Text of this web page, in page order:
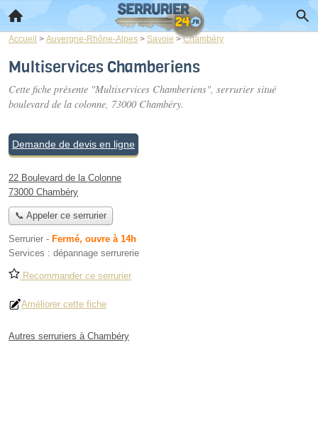
Accueil > Auvergne-Rhône-Alpes > Savoie >Chambéry
Multiservices Chamberiens
Cette fiche présente "Multiservices Chamberiens", serrurier situé
boulevard de la colonne, 73000 Chambéry.
Demande de devis en ligne
22 Boulevard de la Colonne
73000 Chambéry
📞 Appeler ce serrurier
Serrurier - Fermé, ouvre à 14h
Services : dépannage serrurerie
Recommander ce serrurier
Améliorer cette fiche
Autres serruriers à Chambéry